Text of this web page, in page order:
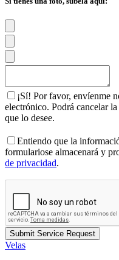
¡Sí! Por favor, envíenme
electrónico. Podrá cancelar
que lo desee.
Entiendo que la
formulariose almacenará y
de privacidad.
Velas